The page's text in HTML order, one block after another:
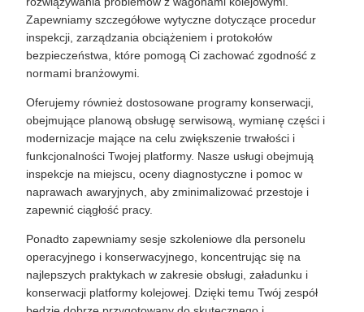
Zapewniamy szczegółowe wytyczne dotyczące procedur
inspekcji, zarządzania obciążeniem i protokołów
bezpieczeństwa, które pomogą Ci zachować zgodność z
normami branżowymi.
Oferujemy również dostosowane programy konserwacji,
obejmujące planową obsługę serwisową, wymianę części i
modernizacje mające na celu zwiększenie trwałości i
funkcjonalności Twojej platformy. Nasze usługi obejmują
inspekcje na miejscu, oceny diagnostyczne i pomoc w
naprawach awaryjnych, aby zminimalizować przestoje i
zapewnić ciągłość pracy.
Ponadto zapewniamy sesje szkoleniowe dla personelu
operacyjnego i konserwacyjnego, koncentrując się na
najlepszych praktykach w zakresie obsługi, załadunku i
konserwacji platformy kolejowej. Dzięki temu Twój zespół